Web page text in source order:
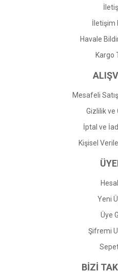
İletişim
Havale
Kargo
Mesafeli
Gizlilik ve
İptal ve
Kişisel
Yeni
Üye
Şifremi
BİZİ